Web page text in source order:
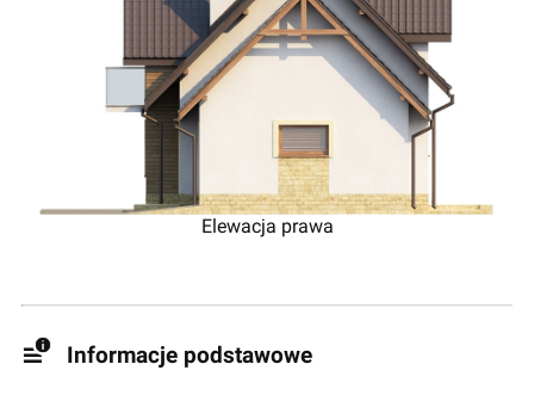
Elewacja prawa
Informacje podstawowe